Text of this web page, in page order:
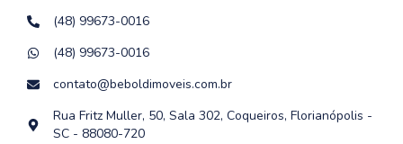
(48) 99673-0016
(48) 99673-0016
contato@beboldimoveis.com.br
Rua Fritz Muller, 50, Sala 302, Coqueiros, Florianópolis -
SC - 88080-720